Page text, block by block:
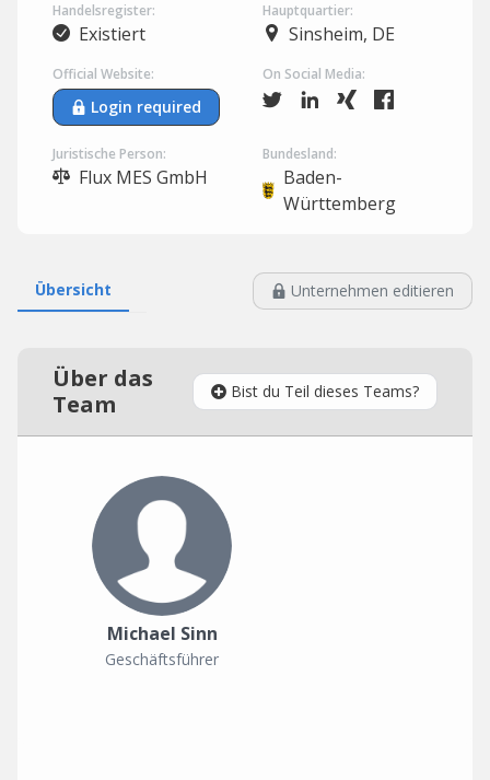
Handelsregister:
Existiert
Hauptquartier:
Sinsheim, DE
Official Website:
Login required
On Social Media:
Juristische Person:
Flux MES GmbH
Bundesland:
Baden-
Württemberg
Übersicht Unternehmen editieren
Über das
Team
Bist du Teil dieses Teams?
Michael Sinn
Geschäftsführer